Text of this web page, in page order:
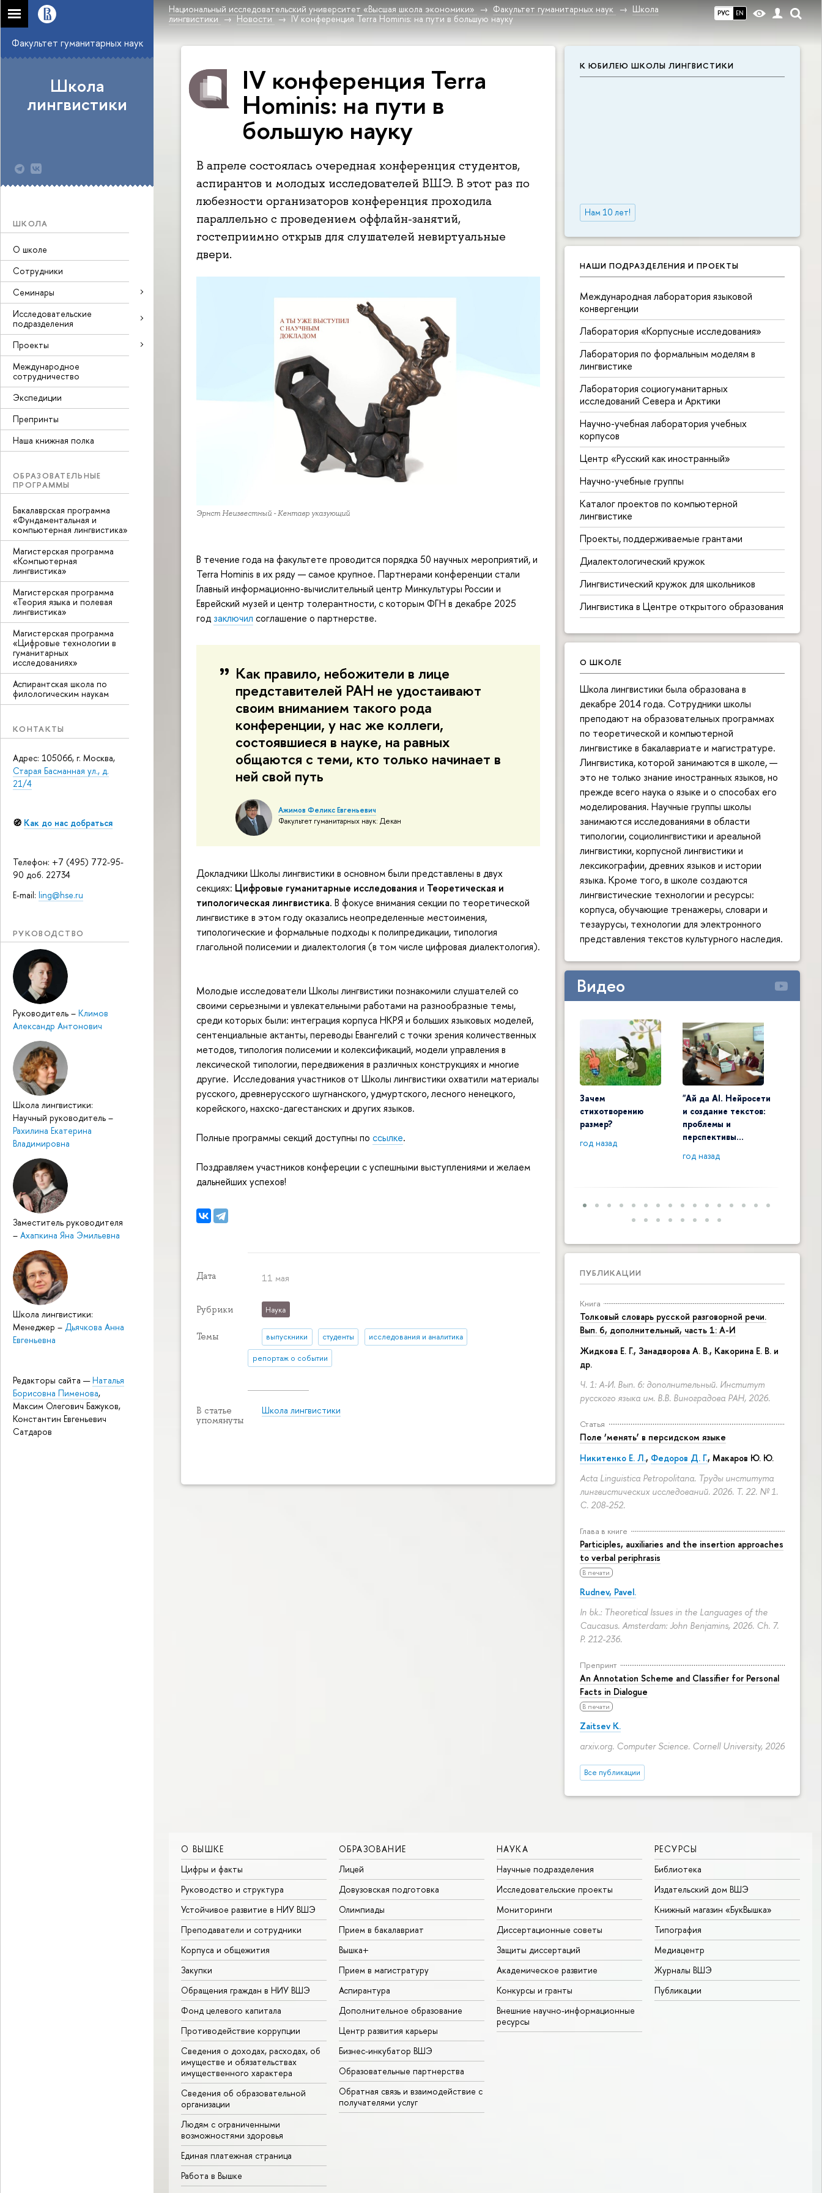
РУС EN
Национальный исследовательский университет «Высшая школа экономики» Факультет гуманитарных наук
Школа
лингвистики
Новости IV конференция Terra Hominis: на пути в большую науку
Факультет гуманитарных наук
Школа
лингвистики
ШКОЛА
О школе
Сотрудники
Семинары
Исследовательские
подразделения
Проекты
Международное
сотрудничество
Экспедиции
Препринты
Наша книжная полка
ОБРАЗОВАТЕЛЬНЫЕ
ПРОГРАММЫ
Бакалаврская программа
«Фундаментальная и
компьютерная лингвистика»
Магистерская программа
«Компьютерная
лингвистика»
Магистерская программа
«Теория языка и полевая
лингвистика»
Магистерская программа
«Цифровые технологии в
гуманитарных
исследованиях»
Аспирантская школа по
филологическим наукам
КОНТАКТЫ
Адрес: 105066, г. Москва,
Старая Басманная ул., д.
21/4
🧭 Как до нас добраться
Телефон: +7 (495) 772-95-
90 доб. 22734
E-mail: ling@hse.ru
РУКОВОДСТВО
Руководитель – Климов
Александр Антонович
Школа лингвистики:
Научный руководитель –
Рахилина Екатерина
Владимировна
Заместитель руководителя
– Ахапкина Яна Эмильевна
Школа лингвистики:
Менеджер – Дьячкова Анна
Евгеньевна
Редакторы сайта —Наталья
Борисовна Пименова,
Максим Олегович Бажуков,
Константин Евгеньевич
Сатдаров
К ЮБИЛЕЮ ШКОЛЫ ЛИНГВИСТИКИ
Нам 10 лет!
НАШИ ПОДРАЗДЕЛЕНИЯ И ПРОЕКТЫ
Международная лаборатория языковой
конвергенции
Лаборатория «Корпусные исследования»
Лаборатория по формальным моделям в
лингвистике
Лаборатория социогуманитарных
исследований Севера и Арктики
Научно-учебная лаборатория учебных
корпусов
Центр «Русский как иностранный»
Научно-учебные группы
Каталог проектов по компьютерной
лингвистике
Проекты, поддерживаемые грантами
Диалектологический кружок
Лингвистический кружок для школьников
Лингвистика в Центре открытого образования
О ШКОЛЕ
Школа лингвистики была образована в
декабре 2014 года. Сотрудники школы
преподают на образовательных программах
по теоретической и компьютерной
лингвистике в бакалавриате и магистратуре.
Лингвистика, которой занимаются в школе, —
это не только знание иностранных языков, но
прежде всего наука о языке и о способах его
моделирования. Научные группы школы
занимаются исследованиями в области
типологии, социолингвистики и ареальной
лингвистики, корпусной лингвистики и
лексикографии, древних языков и истории
языка. Кроме того, в школе создаются
лингвистические технологии и ресурсы:
корпуса, обучающие тренажеры, словари и
тезаурусы, технологии для электронного
представления текстов культурного наследия.
Видео
Зачем
стихотворению
размер?
год назад
"Ай да AI. Нейросети
и создание текстов:
проблемы и
перспективы…
год назад
ПУБЛИКАЦИИ
Книга
Толковый словарь русской разговорной речи.
Вып. 6, дополнительный, часть 1: А-И
Жидкова Е. Г., Занадворова А. В., Какорина Е. В. и
др.
Ч. 1: А-И. Вып. 6: дополнительный. Институт
русского языка им. В.В. Виноградова РАН, 2026.
Статья
Поле ‘менять’ в персидском языке
Никитенко Е. Л., Федоров Д. Г., Макаров Ю. Ю.
Acta Linguistica Petropolitana. Труды института
лингвистических исследований. 2026. Т. 22. № 1.
С. 208-252.
Глава в книге
Participles, auxiliaries and the insertion approaches
to verbal periphrasis
В печати
Rudnev, Pavel.
In bk.: Theoretical Issues in the Languages of the
Caucasus. Amsterdam: John Benjamins, 2026. Ch. 7.
P. 212-236.
Препринт
An Annotation Scheme and Classifier for Personal
Facts in Dialogue
В печати
Zaitsev K.
arxiv.org. Computer Science. Cornell University, 2026
Все публикации
IV конференция Terra
Hominis: на пути в
большую науку
В апреле состоялась очередная конференция студентов,
аспирантов и молодых исследователей ВШЭ. В этот раз по
любезности организаторов конференция проходила
параллельно с проведением оффлайн-занятий,
гостеприимно открыв для слушателей невиртуальные
двери.
Эрнст Неизвестный - Кентавр указующий
В течение года на факультете проводится порядка 50 научных мероприятий, и
Terra Hominis в их ряду — самое крупное. Партнерами конференции стали
Главный информационно-вычислительный центр Минкультуры России и
Еврейский музей и центр толерантности, с которым ФГН в декабре 2025
год заключил соглашение о партнерстве.
Как правило, небожители в лице
представителей РАН не удостаивают
своим вниманием такого рода
конференции, у нас же коллеги,
состоявшиеся в науке, на равных
общаются с теми, кто только начинает в
ней свой путь
Ажимов Феликс Евгеньевич
Факультет гуманитарных наук: Декан
Докладчики Школы лингвистики в основном были представлены в двух
секциях: Цифровые гуманитарные исследования и Теоретическая и
типологическая лингвистика. В фокусе внимания секции по теоретической
лингвистике в этом году оказались неопределенные местоимения,
типологические и формальные подходы к полипредикации, типология
глагольной полисемии и диалектология (в том числе цифровая диалектология).
Молодые исследователи Школы лингвистики познакомили слушателей со
своими серьезными и увлекательными работами на разнообразные темы,
среди которых были: интеграция корпуса НКРЯ и больших языковых моделей,
сентенциальные актанты, переводы Евангелий с точки зрения количественных
методов, типология полисемии и колексификаций, модели управления в
лексической типологии, передвижения в различных конструкциях и многие
другие. Исследования участников от Школы лингвистики охватили материалы
русского, древнерусского шугнанского, удмуртского, лесного ненецкого,
корейского, нахско-дагестанских и других языков.
Полные программы секций доступны по ссылке.
Поздравляем участников конфереции с успешными выступлениями и желаем
дальнейших успехов!
Дата 11 мая
Рубрики Наука
Темы выпускники студенты исследования и аналитика
репортаж о событии
В статье
упомянуты
Школа лингвистики
О ВЫШКЕ
Цифры и факты
Руководство и структура
Устойчивое развитие в НИУ ВШЭ
Преподаватели и сотрудники
Корпуса и общежития
Закупки
Обращения граждан в НИУ ВШЭ
Фонд целевого капитала
Противодействие коррупции
Сведения о доходах, расходах, об
имуществе и обязательствах
имущественного характера
Сведения об образовательной
организации
Людям с ограниченными
возможностями здоровья
Единая платежная страница
Работа в Вышке
ОБРАЗОВАНИЕ
Лицей
Довузовская подготовка
Олимпиады
Прием в бакалавриат
Вышка+
Прием в магистратуру
Аспирантура
Дополнительное образование
Центр развития карьеры
Бизнес-инкубатор ВШЭ
Образовательные партнерства
Обратная связь и взаимодействие с
получателями услуг
НАУКА
Научные подразделения
Исследовательские проекты
Мониторинги
Диссертационные советы
Защиты диссертаций
Академическое развитие
Конкурсы и гранты
Внешние научно-информационные
ресурсы
РЕСУРСЫ
Библиотека
Издательский дом ВШЭ
Книжный магазин «БукВышка»
Типография
Медиацентр
Журналы ВШЭ
Публикации